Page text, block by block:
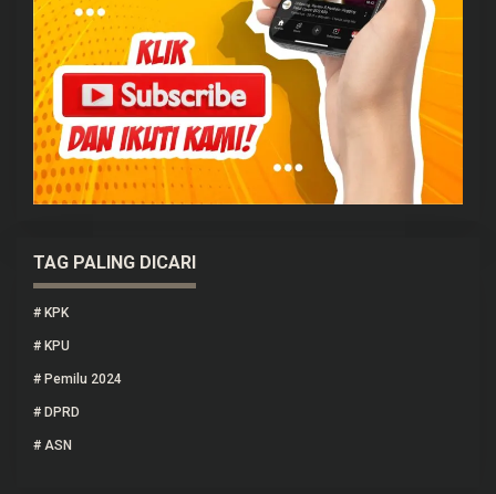
TAG PALING DICARI
# KPK
# KPU
# Pemilu 2024
# DPRD
# ASN